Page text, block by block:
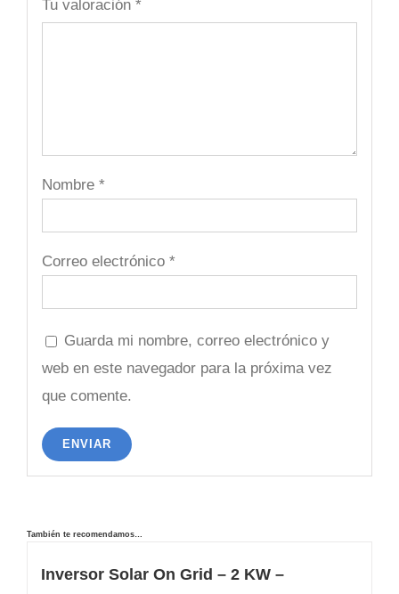
Tu valoración *
Nombre *
Correo electrónico *
Guarda mi nombre, correo electrónico y
web en este navegador para la próxima vez
que comente.
También te recomendamos…
Inversor Solar On Grid – 2 KW –